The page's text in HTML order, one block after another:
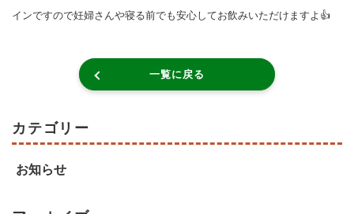
インですので妊婦さんや寝る前でも安心してお飲みいただけますよ👍
一覧に戻る
カテゴリー
お知らせ